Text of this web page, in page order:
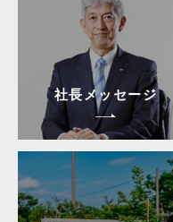
社長メッセージ